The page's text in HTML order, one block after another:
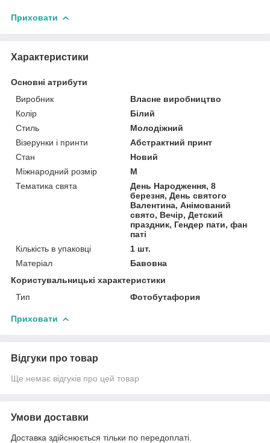
Приховати
Характеристики
Основні атрибути
Виробник
Власне виробництво
Колір
Білий
Стиль
Молодіжний
Візерунки і принти
Абстрактний принт
Стан
Новий
Міжнародний розмір
M
Тематика свята
День Народження, 8
березня, День святого
Валентина, Анімований
свято, Вечір, Детский
праздник, Гендер пати, фан
паті
Кількість в упаковці
1 шт.
Матеріал
Бавовна
Користувальницькі характеристики
Тип
Фотобутафория
Приховати
Відгуки про товар
Ще немає відгуків про цей товар
Умови доставки
Доставка здійснюється тільки по передоплаті.